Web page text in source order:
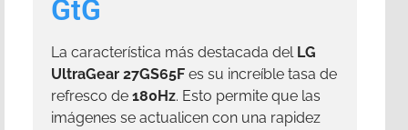
GtG
La característica más destacada del LG
UltraGear 27GS65F es su increíble tasa de
refresco de 180Hz. Esto permite que las
imágenes se actualicen con una rapidez